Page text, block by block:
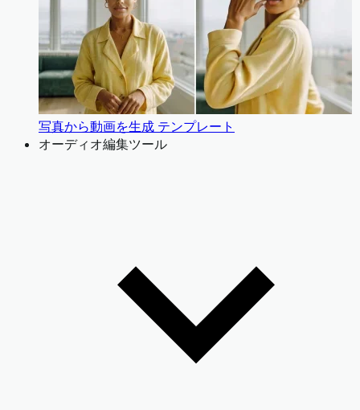
写真から動画を生成 テンプレート
オーディオ編集ツール